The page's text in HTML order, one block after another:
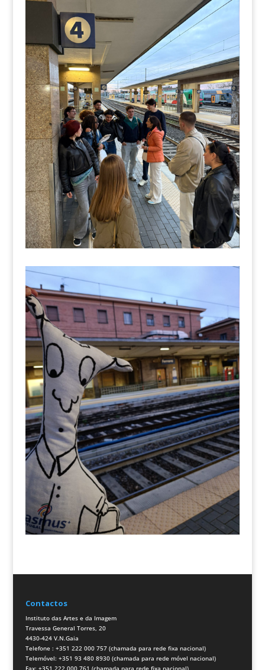
Contactos
Instituto das Artes e da Imagem
Travessa General Torres, 20
4430-424 V.N.Gaia
Telefone : +351 222 000 757 (chamada para rede fixa nacional)
Telemóvel: +351 93 480 8930 (chamada para rede móvel nacional)
Fax: +351 222 000 761 (chamada para rede fixa nacional)